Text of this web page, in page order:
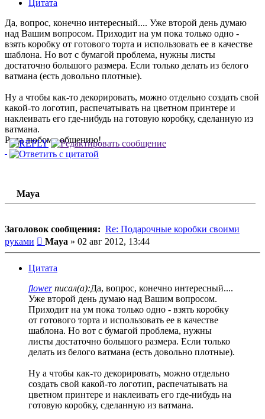
Цитата
Да, вопрос, конечно интересный.... Уже второй день думаю
над Вашим вопросом. Приходит на ум пока только одно -
взять коробку от готового торта и использовать ее в качестве
шаблона. Но вот с бумагой проблема, нужны листы
достаточно большого размера. Если только делать из белого
ватмана (есть довольно плотные).
Ну а чтобы как-то декорировать, можно отдельно создать свой
какой-то логотип, распечатывать на цветном принтере и
наклеивать его где-нибудь на готовую коробку, сделанную из
ватмана.
Рада любому общению!
Maya
Заголовок сообщения: Re: Подарочные коробки своими
руками
Сообщение
Maya » 02 авг 2012, 13:44
Цитата
flowerписал(а):Да, вопрос, конечно интересный....
Уже второй день думаю над Вашим вопросом.
Приходит на ум пока только одно - взять коробку
от готового торта и использовать ее в качестве
шаблона. Но вот с бумагой проблема, нужны
листы достаточно большого размера. Если только
делать из белого ватмана (есть довольно плотные).
Ну а чтобы как-то декорировать, можно отдельно
создать свой какой-то логотип, распечатывать на
цветном принтере и наклеивать его где-нибудь на
готовую коробку, сделанную из ватмана.